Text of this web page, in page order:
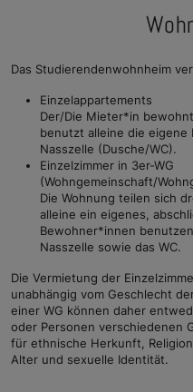
Das Studierendenwohnheim
Einzelappartements
Der/Die Mieter*in
benutzt alleine die eigene
Nasszelle (Dusche/WC).
Einzelzimmer in 3er-WG
(Wohngemeinschaft/
Die Wohnung teilen sich
alleine ein eigenes,
Bewohner*innen
Nasszelle sowie das WC.
Die Vermietung der
unabhängig vom Geschlecht
einer WG können daher
oder Personen verschiedenen
für ethnische Herkunft,
Alter und sexuelle Identität.